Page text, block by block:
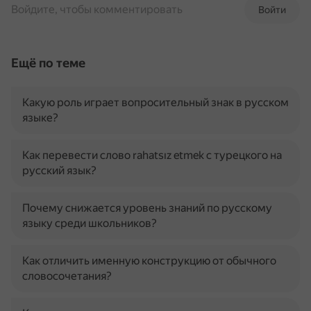
Войти
Войдите, чтобы комментировать
Ещё по теме
Какую роль играет вопросительный знак в русском
языке?
Как перевести слово rahatsız etmek с турецкого на
русский язык?
Почему снижается уровень знаний по русскому
языку среди школьников?
Как отличить именную конструкцию от обычного
словосочетания?